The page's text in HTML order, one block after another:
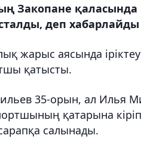
Закопане қаласында
деп
жарыс аясында
қатысты.
35-орын, ал Илья
қатарына
салынады.